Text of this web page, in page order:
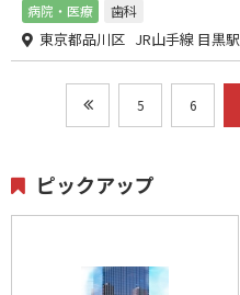
病院・医療 歯科
東京都品川区 JR山手線 目黒駅
5 6
ピックアップ